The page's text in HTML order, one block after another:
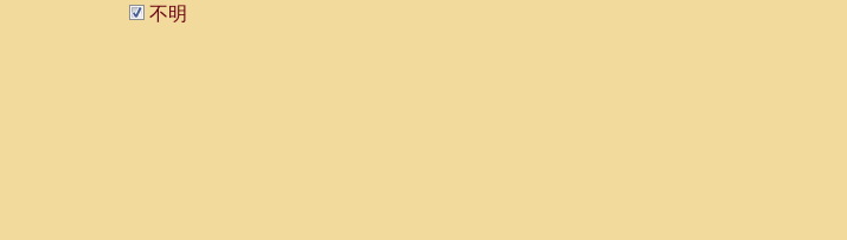
不明